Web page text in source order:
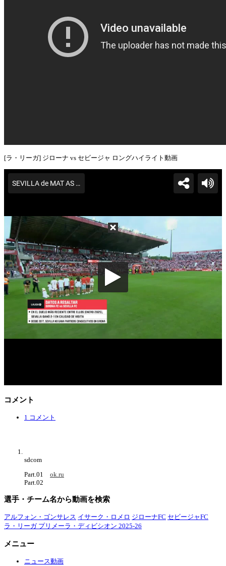
[ラ・リーガ] ジローナ vs セビージャ ロングハイライト動画
コメント
1 コメント
sdcom
Part.01 ok.ru
Part.02
選手・チーム名から動画を検索
アルフォン・ゴンサレス イサーク・ロメロ ジローナFC セビージャFC
ラ・リーガ プリメーラ・ディビシオン 2025-26
メニュー
ニュース動画